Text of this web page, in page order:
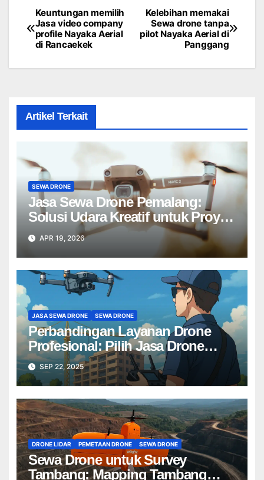
Post
navigation
Kelebihan memakai
Sewa drone tanpa
pilot Nayaka Aerial di
Panggang
Keuntungan memilih
Jasa video company
profile Nayaka Aerial
di Rancaekek
Artikel Terkait
SEWA DRONE
Jasa Sewa Drone Pemalang:
Solusi Udara Kreatif untuk Proyek
Anda Tanpa Batas】
APR 19, 2026
JASA SEWA DRONE SEWA DRONE
Perbandingan Layanan Drone
Profesional: Pilih Jasa Drone
Terbaik untuk Proyek Anda
SEP 22, 2025
DRONE LIDAR PEMETAAN DRONE SEWA DRONE
Sewa Drone untuk Survey
Tambang: Mapping Tambang